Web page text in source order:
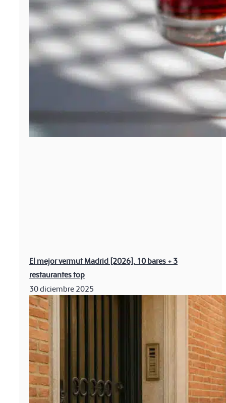
El mejor vermut Madrid [2026]. 10 bares + 3
restaurantes top
30 diciembre 2025